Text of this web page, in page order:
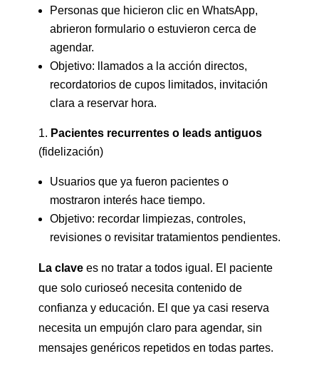
Personas que hicieron clic en WhatsApp,
abrieron formulario o estuvieron cerca de
agendar.
Objetivo: llamados a la acción directos,
recordatorios de cupos limitados, invitación
clara a reservar hora.
Pacientes recurrentes o leads antiguos
(fidelización)
Usuarios que ya fueron pacientes o
mostraron interés hace tiempo.
Objetivo: recordar limpiezas, controles,
revisiones o revisitar tratamientos pendientes.
La clavees no tratar a todos igual. El paciente
que solo curioseó necesita contenido de
confianza y educación. El que ya casi reserva
necesita un empujón claro para agendar, sin
mensajes genéricos repetidos en todas partes.